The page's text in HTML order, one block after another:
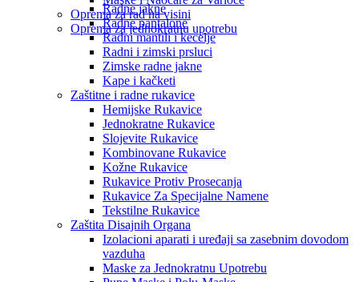
Oprema za rad na visini
Oprema za jednokratnu upotrebu
Radne jakne
Radne pantalone
Radni mantili i kecelje
Radni i zimski prsluci
Zimske radne jakne
Kape i kačketi
Zaštitne i radne rukavice
Hemijske Rukavice
Jednokratne Rukavice
Slojevite Rukavice
Kombinovane Rukavice
Kožne Rukavice
Rukavice Protiv Prosecanja
Rukavice Za Specijalne Namene
Tekstilne Rukavice
Zaštita Disajnih Organa
Izolacioni aparati i uređaji sa zasebnim dovodom
vazduha
Maske za Jednokratnu Upotrebu